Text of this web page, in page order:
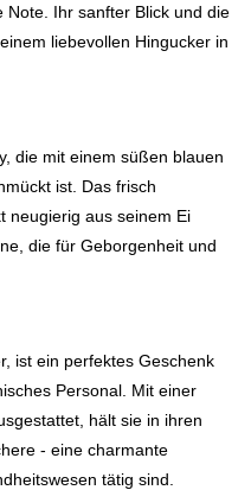
Ihr sanfter Blick und die
liebevollen Hingucker in
die mit einem süßen blauen
ist. Das frisch
neugierig aus seinem Ei
die für Geborgenheit und
ist ein perfektes Geschenk
Personal. Mit einer
hält sie in ihren
- eine charmante
tätig sind.